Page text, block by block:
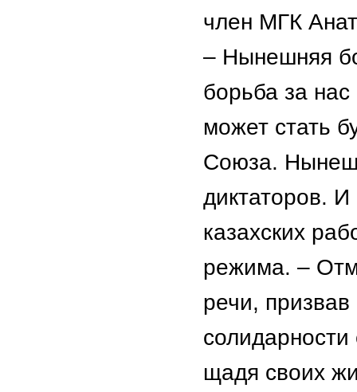
член МГК
– Нынешняя
борьба за
может стать
Союза.
диктаторов.
казахских
режима. –
речи, призвав
щадя своих